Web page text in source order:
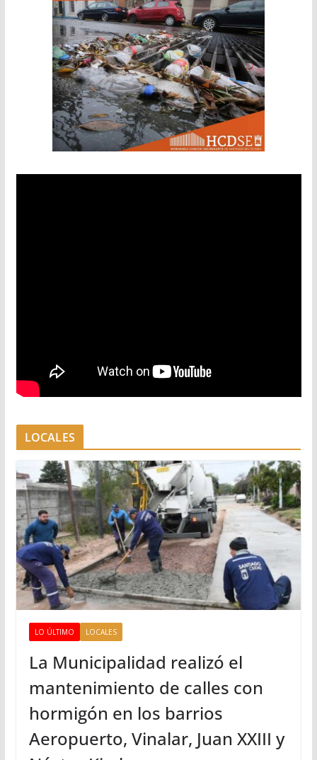
LOCALES
LO ÚLTIMO LOCALES
La Municipalidad realizó el
mantenimiento de calles con
hormigón en los barrios
Aeropuerto, Vinalar, Juan XXIII y